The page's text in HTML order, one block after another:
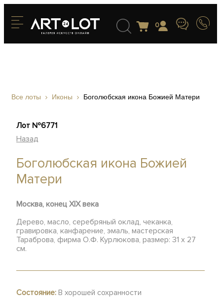
0
Все лоты Иконы Боголюбская икона Божией Матери
Лот №6771
Назад
Боголюбская икона Божией
Матери
Москва, конец XIX века
Дерево, масло, серебряный оклад, чеканка,
гравировка, канфарение, эмаль, мастерская
Тараброва, фирма О.Ф. Курлюкова, размер: 31 х 27
см.
Состояние: В хорошей сохранности